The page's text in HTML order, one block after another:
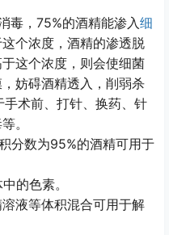
毒， 75%的酒精能渗入细
个浓度，酒精的渗透脱
这个浓度，则会使细菌
妨碍酒精透入，削弱杀
手术前、打针、换药、针
。
分数为95%的酒精可用于
的色素。
溶液等体积混合可用于解